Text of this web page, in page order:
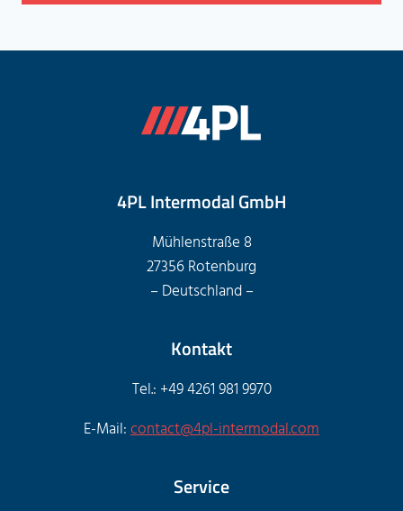
4PL Intermodal GmbH
Mühlenstraße 8
27356 Rotenburg
– Deutschland –
Kontakt
Tel.: +49 4261 981 9970
E-Mail:contact@4pl-intermodal.com
Service